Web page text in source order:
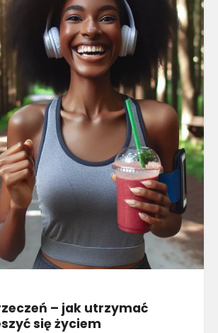
– jak utrzymać
się życiem